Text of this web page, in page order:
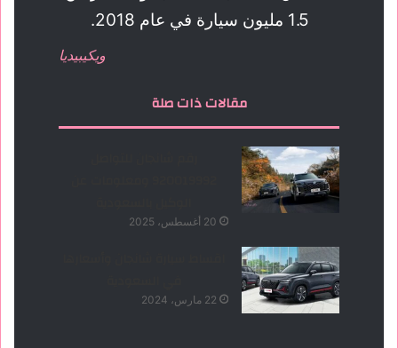
1.5 مليون سيارة في عام 2018.
ويكيبيديا
مقالات ذات صلة
20 أغسطس، 2025
22 مارس، 2024